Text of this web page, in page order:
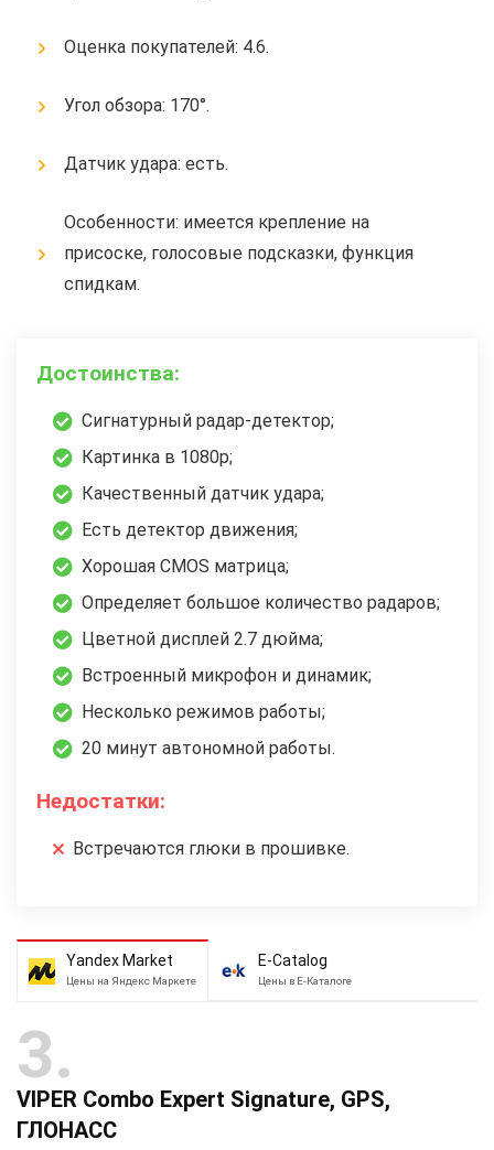
Оценка покупателей: 4.6.
Угол обзора: 170°.
Датчик удара: есть.
Особенности: имеется крепление на
присоске, голосовые подсказки, функция
спидкам.
Достоинства:
Сигнатурный радар-детектор;
Картинка в 1080р;
Качественный датчик удара;
Есть детектор движения;
Хорошая CMOS матрица;
Определяет большое количество радаров;
Цветной дисплей 2.7 дюйма;
Встроенный микрофон и динамик;
Несколько режимов работы;
20 минут автономной работы.
Недостатки:
Встречаются глюки в прошивке.
Yandex Market
Цены на Яндекс Маркете
E-Catalog
Цены в Е-Каталоге
3
VIPER Combo Expert Signature, GPS,
ГЛОНАСС